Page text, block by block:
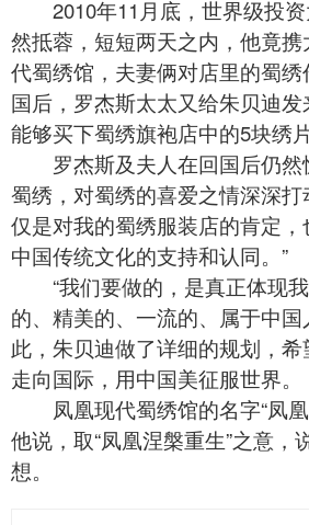
2010年11月底，世界级投资
然抵蓉，短短两天之内，他竟
代蜀绣馆，夫妻俩对店里的蜀
国后，罗杰斯太太又给朱贝迪
能够买下蜀绣旗袍店中的5块绣片
罗杰斯及夫人在回国后仍然
蜀绣，对蜀绣的喜爱之情深深打
仅是对我的蜀绣服装店的肯定
中国传统文化的支持和认同。”
“我们要做的，是真正体现
的、精美的、一流的、属于中国
此，朱贝迪做了详细的规划，
走向国际，用中国美征服世界。
凤凰现代蜀绣馆的名字“凤
他说，取“凤凰涅槃重生”之意，
想。